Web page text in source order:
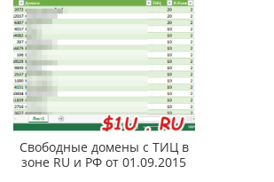
Свободные домены с ТИЦ в
зоне RU и РФ от 01.09.2015